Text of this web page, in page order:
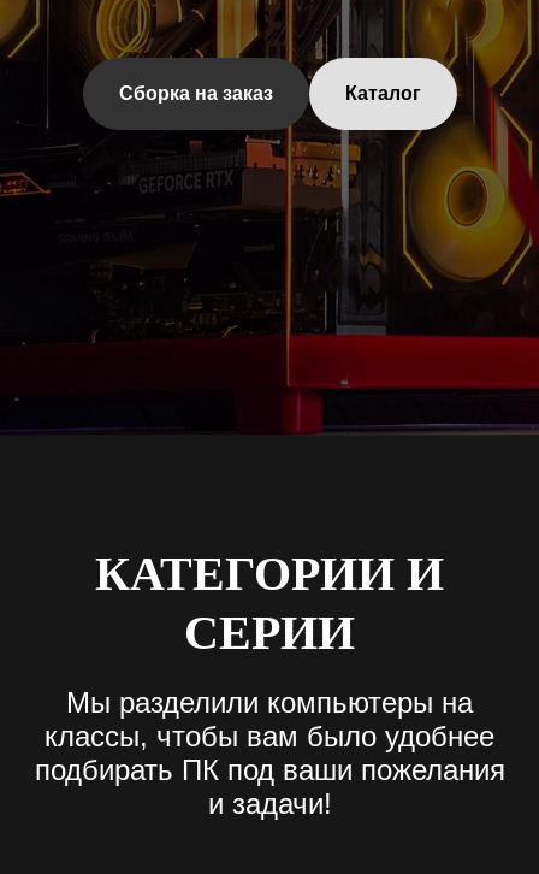
Сборка на заказ Каталог
КАТЕГОРИИ И
СЕРИИ
Мы разделили компьютеры на
классы, чтобы вам было удобнее
подбирать ПК под ваши пожелания
и задачи!